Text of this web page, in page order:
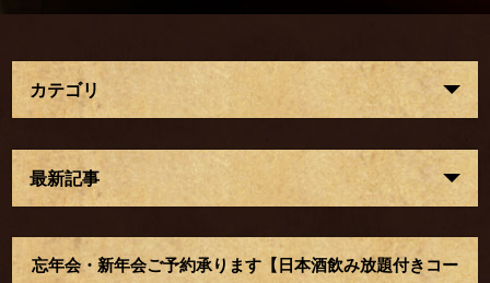
カテゴリ
最新記事
忘年会・新年会ご予約承ります【日本酒飲み放題付きコー